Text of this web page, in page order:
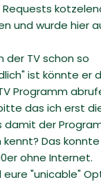
und wurde hier
der TV schon so
ist könnte er
Programm
das ich erst
damit der
Das
ohne Internet.
"unicable"